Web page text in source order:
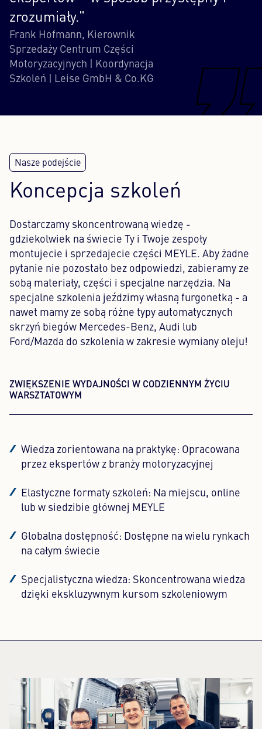
zrozumiały."
Frank Hofmann, Kierownik
Sprzedaży Centrum Części
Motoryzacyjnych | Koordynacja
Szkoleń | Leise GmbH & Co.KG
Koncepcja szkoleń
Dostarczamy skoncentrowaną wiedzę -
gdziekolwiek na świecie Ty i Twoje zespoły
montujecie i sprzedajecie części MEYLE. Aby żadne
pytanie nie pozostało bez odpowiedzi, zabieramy ze
sobą materiały, części i specjalne narzędzia. Na
specjalne szkolenia jeździmy własną furgonetką - a
nawet mamy ze sobą różne typy automatycznych
skrzyń biegów Mercedes-Benz, Audi lub
Ford/Mazda do szkolenia w zakresie wymiany oleju!
ZWIĘKSZENIE WYDAJNOŚCI W CODZIENNYM ŻYCIU
WARSZTATOWYM
Wiedza zorientowana na praktykę: Opracowana
przez ekspertów z branży motoryzacyjnej
Elastyczne formaty szkoleń: Na miejscu, online
lub w siedzibie głównej MEYLE
Globalna dostępność: Dostępne na wielu rynkach
na całym świecie
Specjalistyczna wiedza: Skoncentrowana wiedza
dzięki ekskluzywnym kursom szkoleniowym